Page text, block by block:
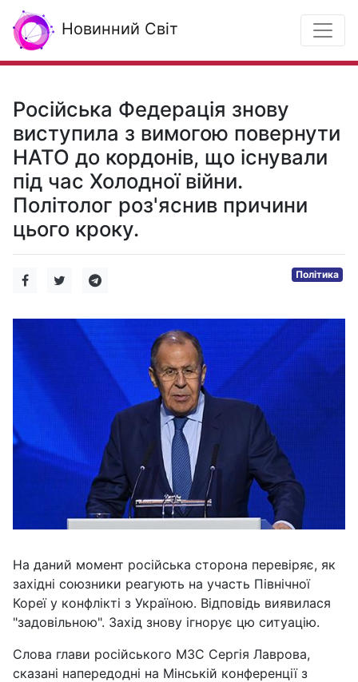
Новинний Світ
Російська Федерація знову
виступила з вимогою повернути
НАТО до кордонів, що існували
під час Холодної війни.
Політолог роз'яснив причини
цього кроку.
Політика
На даний момент російська сторона перевіряє, як
західні союзники реагують на участь Північної
Кореї у конфлікті з Україною. Відповідь виявилася
"задовільною". Захід знову ігнорує цю ситуацію.
Слова глави російського МЗС Сергія Лаврова,
сказані напередодні на Мінській конференції з